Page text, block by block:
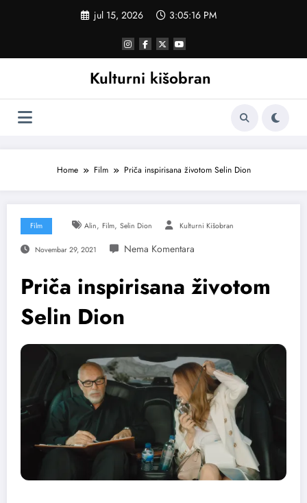
jul 15, 2026 3:05:17 PM
Kulturni kišobran
Home Film Priča inspirisana životom Selin Dion
Film Alin, Film, Selin Dion Kulturni Kišobran
Novembar 29, 2021
Priča inspirisana životom
Selin Dion